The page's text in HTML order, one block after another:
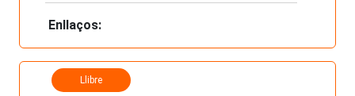
Enllaços:
Llibre